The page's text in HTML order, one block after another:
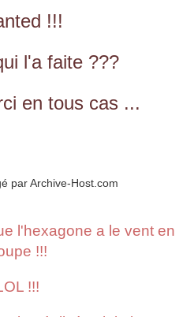
!!!
l'a faite ???
en tous cas ...
l'hexagone a le vent en
!!!
!!!